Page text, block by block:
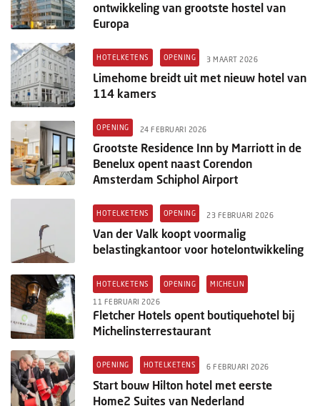
ontwikkeling van grootste hostel van
Europa
HOTELKETENS OPENING 3 MAART 2026
Limehome breidt uit met nieuw hotel van
114 kamers
OPENING 24 FEBRUARI 2026
Grootste Residence Inn by Marriott in de
Benelux opent naast Corendon
Amsterdam Schiphol Airport
HOTELKETENS OPENING 23 FEBRUARI 2026
Van der Valk koopt voormalig
belastingkantoor voor hotelontwikkeling
HOTELKETENS OPENING MICHELIN
11 FEBRUARI 2026
Fletcher Hotels opent boutiquehotel bij
Michelinsterrestaurant
OPENING HOTELKETENS 6 FEBRUARI 2026
Start bouw Hilton hotel met eerste
Home2 Suites van Nederland